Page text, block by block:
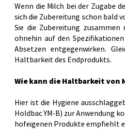
Wenn die Milch bei der Zugabe
sich die Zubereitung schon bald
Sie die Zubereitung
ohnehin auf den
Absetzen entgegenwirken.
Haltbarkeit des Endprodukts.
Wie kann die Haltbarkeit von
Hier ist die Hygiene
Holdbac YM-B) zur Anwendung
hofeigenen Produkte empfiehlt